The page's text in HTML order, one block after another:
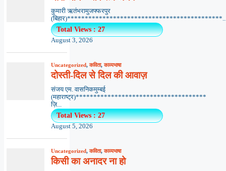
कुमारी ऋतंभरामुजफ्फरपुर
Total Views : 27
August 3, 2026
Uncategorized,कविता,काव्यभाषा
दोस्ती-दिल से दिल की आवाज़
संजय एम. वासनिकमुम्बई
(महाराष्ट्र)*************************************
ज़ि...
Total Views : 27
August 5, 2026
Uncategorized,कविता,काव्यभाषा
किसी का अनादर ना हो